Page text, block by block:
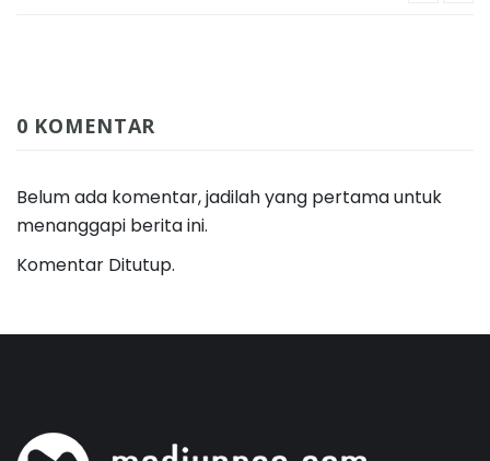
0 KOMENTAR
Belum ada komentar, jadilah yang pertama untuk
menanggapi berita ini.
Komentar Ditutup.